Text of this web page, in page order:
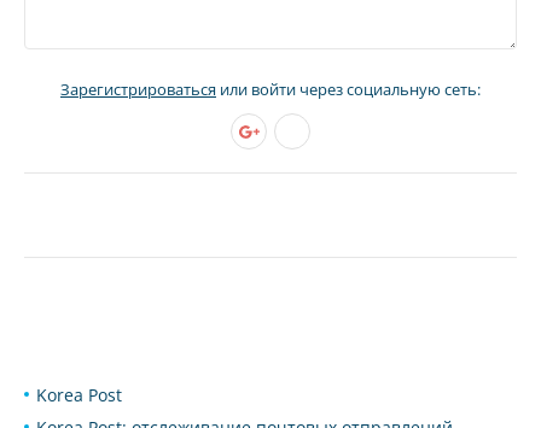
Зарегистрироваться или войти через социальную сеть:
Korea Post